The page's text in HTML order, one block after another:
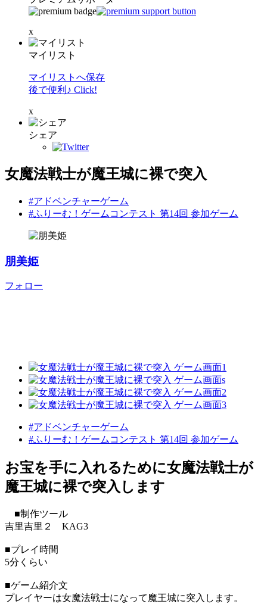
x
マイリスト
マイリストへ保存
後で便利♪ Click!
x
シェア
女魔法戦士が魔王城に裸で突入
#アドベンチャーゲーム
#ふりーむ！ゲームコンテスト 第14回 参加ゲーム
朋美姫
フォロー
#アドベンチャーゲーム
#ふりーむ！ゲームコンテスト 第14回 参加ゲーム
お宝を手に入れるために女魔法戦士が
魔王城に裸で突入します
■制作ツール
吉里吉里２ KAG3
■プレイ時間
5分くらい
■ゲーム紹介文
プレイヤーは女魔法戦士になって魔王城に突入します。